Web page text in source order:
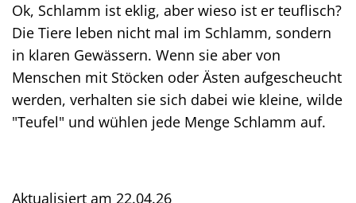
Ok, Schlamm ist eklig, aber wieso ist er teuflisch?
Die Tiere leben nicht mal im Schlamm, sondern
in klaren Gewässern. Wenn sie aber von
Menschen mit Stöcken oder Ästen aufgescheucht
werden, verhalten sie sich dabei wie kleine, wilde
"Teufel" und wühlen jede Menge Schlamm auf.
Aktualisiert am 22.04.26